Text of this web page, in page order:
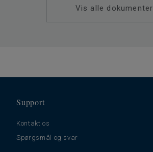
Vis alle dokumenter
Support
Kontakt os
Spørgsmål og svar